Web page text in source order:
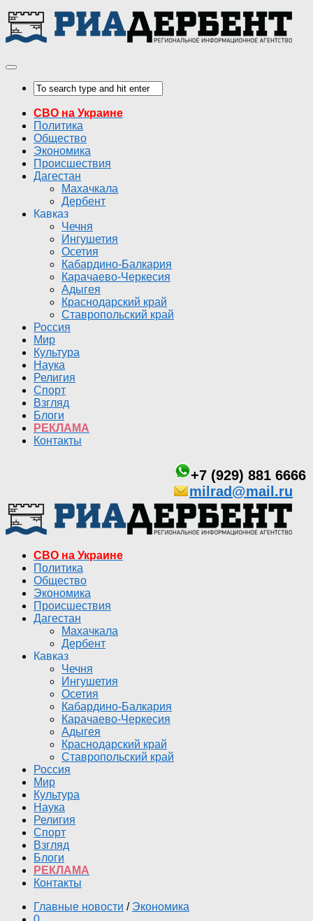
СВО на Украине
Политика
Общество
Экономика
Происшествия
Дагестан
Махачкала
Дербент
Кавказ
Чечня
Ингушетия
Осетия
Кабардино-Балкария
Карачаево-Черкесия
Адыгея
Краснодарский край
Ставропольский край
Россия
Мир
Культура
Наука
Религия
Спорт
Взгляд
Блоги
РЕКЛАМА
Контакты
+7 (929) 881 6666
milrad@mail.ru
СВО на Украине
Политика
Общество
Экономика
Происшествия
Дагестан
Махачкала
Дербент
Кавказ
Чечня
Ингушетия
Осетия
Кабардино-Балкария
Карачаево-Черкесия
Адыгея
Краснодарский край
Ставропольский край
Россия
Мир
Культура
Наука
Религия
Спорт
Взгляд
Блоги
РЕКЛАМА
Контакты
Главные новости / Экономика